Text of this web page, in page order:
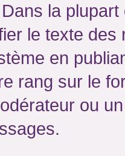
la
le texte
en
rang sur le
ou